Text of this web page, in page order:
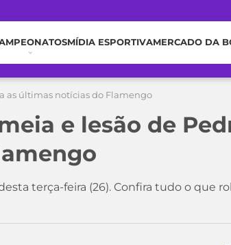
MÍDIA ESPORTIVAMERCADO DA
as últimas notícias do Flamengo
e lesão de
terça-feira (26). Confira tudo o que